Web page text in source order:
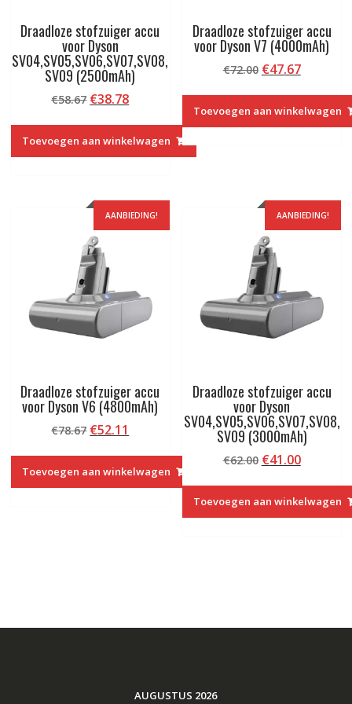
Draadloze stofzuiger accu
voor Dyson
SV04,SV05,SV06,SV07,SV08,
SV09 (2500mAh)
€58.67 Oorspronkelijke
was:
€58.67.
€38.78Huidige
is:
€38.78.
Toevoegen aan winkelwagen
Draadloze stofzuiger accu
voor Dyson V7 (4000mAh)
€72.00
was:
€72.00.
€47.67Huidige
is:
€47.67.
Toevoegen aan winkelwagen
AANBIEDING!
Draadloze stofzuiger accu
voor Dyson V6 (4800mAh)
€78.67 Oorspronkelijke
was:
€78.67.
€52.11
is:
€52.11.
Toevoegen aan winkelwagen
AANBIEDING!
Draadloze stofzuiger accu
voor Dyson
SV04,SV05,SV06,SV07,SV08,
SV09 (3000mAh)
€62.00
was:
€62.00.
€41.00Huidige
is:
€41.00.
Toevoegen aan winkelwagen
AUGUSTUS 2026